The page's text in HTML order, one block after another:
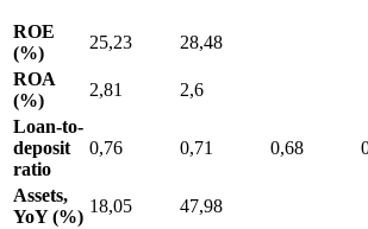
ROE
(%)
25,23
28,48
ROA
(%)
2,81
2,6
Loan-to-
deposit
ratio
0,76 0,71 0,68
Assets,
YoY (%)
18,05
47,98